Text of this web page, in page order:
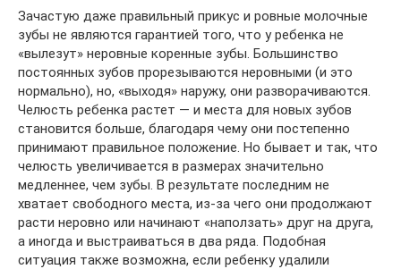
Зачастую даже правильный прикус и ровные молочные
зубы не являются гарантией того, что у ребенка не
«вылезут» неровные коренные зубы. Большинство
постоянных зубов прорезываются неровными (и это
нормально), но, «выходя» наружу, они разворачиваются.
Челюсть ребенка растет — и места для новых зубов
становится больше, благодаря чему они постепенно
принимают правильное положение. Но бывает и так, что
челюсть увеличивается в размерах значительно
медленнее, чем зубы. В результате последним не
хватает свободного места, из-за чего они продолжают
расти неровно или начинают «наползать» друг на друга,
а иногда и выстраиваться в два ряда. Подобная
ситуация также возможна, если ребенку удалили